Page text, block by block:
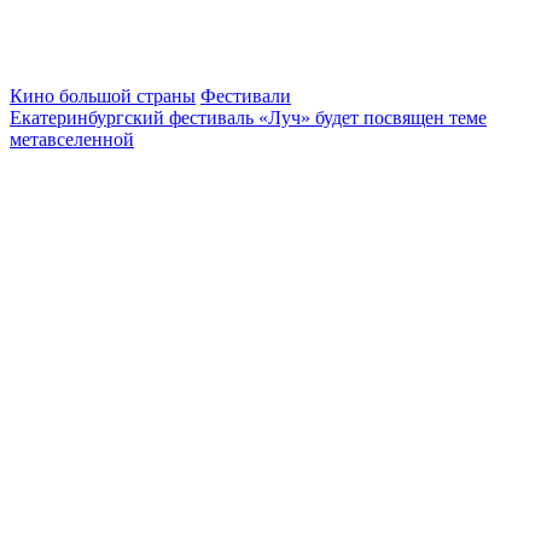
Кино большой страны Фестивали
Екатеринбургский фестиваль «Луч» будет посвящен теме
метавселенной